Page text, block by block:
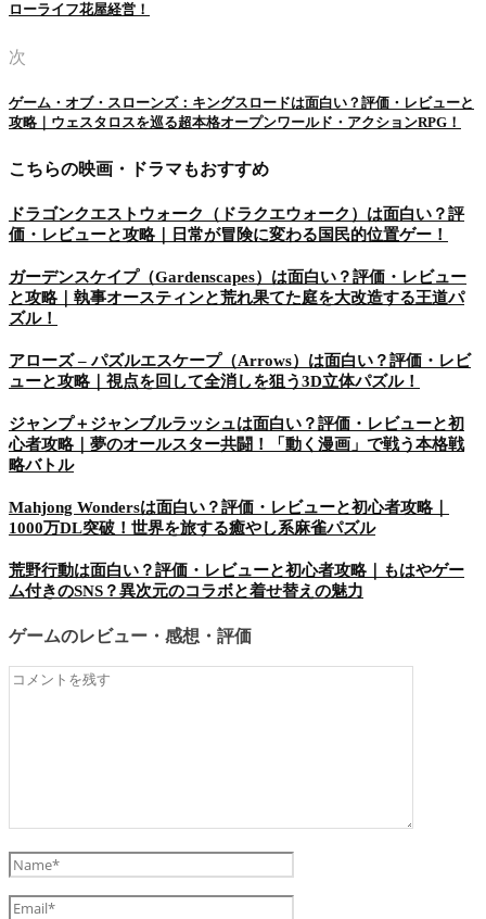
ローライフ花屋経営！
次
ゲーム・オブ・スローンズ：キングスロードは面白い？評価・レビューと
攻略｜ウェスタロスを巡る超本格オープンワールド・アクションRPG！
こちらの映画・ドラマもおすすめ
ドラゴンクエストウォーク（ドラクエウォーク）は面白い？評
価・レビューと攻略｜日常が冒険に変わる国民的位置ゲー！
ガーデンスケイプ（Gardenscapes）は面白い？評価・レビュー
と攻略｜執事オースティンと荒れ果てた庭を大改造する王道パ
ズル！
アローズ – パズルエスケープ（Arrows）は面白い？評価・レビ
ューと攻略｜視点を回して全消しを狙う3D立体パズル！
ジャンプ＋ジャンブルラッシュは面白い？評価・レビューと初
心者攻略｜夢のオールスター共闘！「動く漫画」で戦う本格戦
略バトル
Mahjong Wondersは面白い？評価・レビューと初心者攻略｜
1000万DL突破！世界を旅する癒やし系麻雀パズル
荒野行動は面白い？評価・レビューと初心者攻略｜もはやゲー
ム付きのSNS？異次元のコラボと着せ替えの魅力
ゲームのレビュー・感想・評価